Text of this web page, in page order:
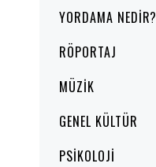
YORDAMA NEDIR?
RÖPORTAJ
MÜZIK
GENEL KÜLTÜR
PSIKOLOJI